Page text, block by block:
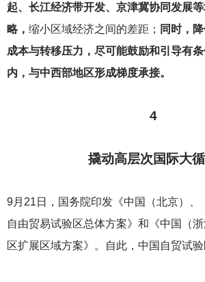
起、长江经济带开发、京津冀协同发展
略， 缩小区域经济之间的差距； 同时，
成本与转移压力，尽可能鼓励和引导有
内，与中西部地区形成梯度承接。
4
撬动高层次国际大
9月21日，国务院印发《中国（北京）、
自由贸易试验区总体方案》和《中国（
区扩展区域方案》。自此，中国自贸试验